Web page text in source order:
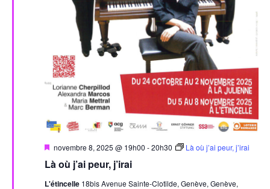
Là où j’ai peur, j’irai
Mis
avant
novembre 8, 2025 @ 19h00 -20h30 Là où j’ai peur, j’irai
L'étincelle 18bis Avenue Sainte-Clotilde, Genève, Genève,